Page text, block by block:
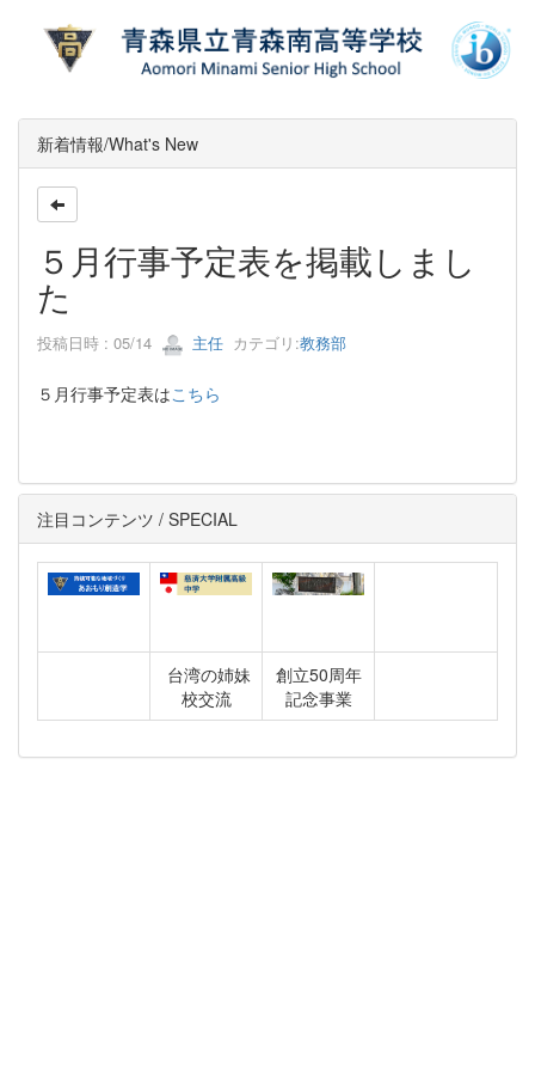
新着情報/What's New
５月行事予定表を掲載しまし
た
投稿日時 : 05/14 主任 カテゴリ:教務部
５月行事予定表はこちら
注目コンテンツ / SPECIAL
台湾の姉妹
校交流
創立50周年
記念事業